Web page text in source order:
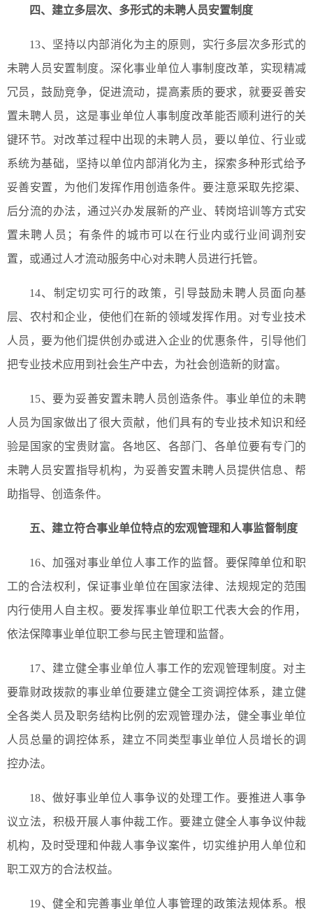
四、建立多层次、多形式的未聘人员安置制度
13、坚持以内部消化为主的原则，实行多层次多形式的
未聘人员安置制度。深化事业单位人事制度改革，实现精减
冗员，鼓励竞争，促进流动，提高素质的要求，就要妥善安
置未聘人员，这是事业单位人事制度改革能否顺利进行的关
键环节。对改革过程中出现的未聘人员，要以单位、行业或
系统为基础，坚持以单位内部消化为主，探索多种形式给予
妥善安置，为他们发挥作用创造条件。要注意采取先挖渠、
后分流的办法，通过兴办发展新的产业、转岗培训等方式安
置未聘人员；有条件的城市可以在行业内或行业间调剂安
置，或通过人才流动服务中心对未聘人员进行托管。
14、制定切实可行的政策，引导鼓励未聘人员面向基
层、农村和企业，使他们在新的领域发挥作用。对专业技术
人员，要为他们提供创办或进入企业的优惠条件，引导他们
把专业技术应用到社会生产中去，为社会创造新的财富。
15、要为妥善安置未聘人员创造条件。事业单位的未聘
人员为国家做出了很大贡献，他们具有的专业技术知识和经
验是国家的宝贵财富。各地区、各部门、各单位要有专门的
未聘人员安置指导机构，为妥善安置未聘人员提供信息、帮
助指导、创造条件。
五、 建立符合事业单位特点的宏观管理和人事监督制度
16、加强对事业单位人事工作的监督。要保障单位和职
工的合法权利，保证事业单位在国家法律、法规规定的范围
内行使用人自主权。要发挥事业单位职工代表大会的作用，
依法保障事业单位职工参与民主管理和监督。
17、建立健全事业单位人事工作的宏观管理制度。对主
要靠财政拨款的事业单位要建立健全工资调控体系，建立健
全各类人员及职务结构比例的宏观管理办法，健全事业单位
人员总量的调控体系，建立不同类型事业单位人员增长的调
控办法。
18、做好事业单位人事争议的处理工作。要推进人事争
议立法，积极开展人事仲裁工作。要建立健全人事争议仲裁
机构，及时受理和仲裁人事争议案件，切实维护用人单位和
职工双方的合法权益。
19、健全和完善事业单位人事管理的政策法规体系。根